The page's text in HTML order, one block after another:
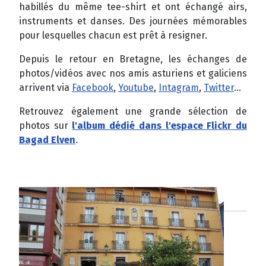
habillés du même tee-shirt et ont échangé airs,
instruments et danses. Des journées mémorables
pour lesquelles chacun est prêt à resigner.
Depuis le retour en Bretagne, les échanges de
photos/vidéos avec nos amis asturiens et galiciens
arrivent via Facebook, Youtube, Intagram, Twitter...
Retrouvez également une grande sélection de
photos sur l'album dédié dans l'espace Flickr du
Bagad Elven.